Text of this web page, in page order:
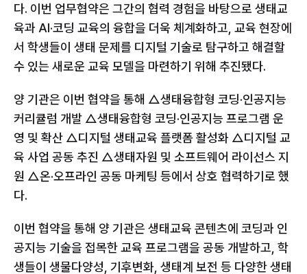
다. 이번 업무협약은 그간의 협력 경험을 바탕으로 생태교
육과 AI·코딩 교육의 융합을 더욱 체계화하고, 교육 현장에
서 학생들이 생태 문제를 디지털 기술로 탐구하고 해결할
수 있는 새로운 교육 모델을 마련하기 위해 추진됐다.
양 기관은 이번 협약을 통해 △생태융합형 코딩·인공지능
커리큘럼 개발 △생태융합형 코딩·인공지능 프로그램 운
영 및 확산 △디지털 생태교육 플랫폼 활성화 △디지털 교
육 사업 공동 추진 △생태자원 및 소프트웨어 라이선스 지
원 △온·오프라인 공동 마케팅 등에서 상호 협력하기로 했
다.
이번 협약을 통해 양 기관은 생태교육 콘텐츠에 코딩과 인
공지능 기술을 접목한 교육 프로그램을 공동 개발하고, 학
생들이 생물다양성, 기후변화, 생태계 보전 등 다양한 생태